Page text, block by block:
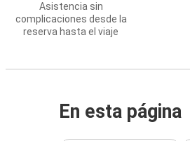
Asistencia sin
complicaciones desde la
reserva hasta el viaje
En esta página